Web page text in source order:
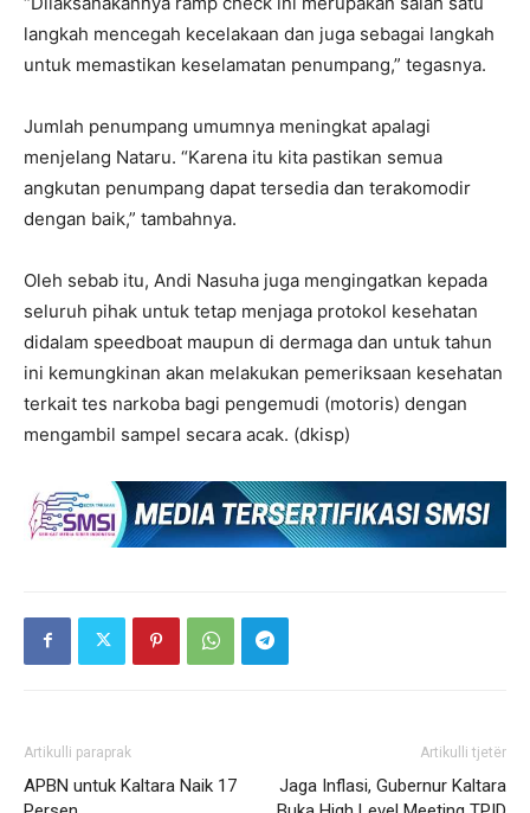
langkah mencegah kecelakaan dan juga sebagai langkah
untuk memastikan keselamatan penumpang,” tegasnya.
Jumlah penumpang umumnya meningkat apalagi
menjelang Nataru. “Karena itu kita pastikan semua
angkutan penumpang dapat tersedia dan terakomodir
dengan baik,” tambahnya.
Oleh sebab itu, Andi Nasuha juga mengingatkan kepada
seluruh pihak untuk tetap menjaga protokol kesehatan
didalam speedboat maupun di dermaga dan untuk tahun
ini kemungkinan akan melakukan pemeriksaan kesehatan
terkait tes narkoba bagi pengemudi (motoris) dengan
mengambil sampel secara acak. (dkisp)
Artikulli paraprak
APBN untuk Kaltara Naik 17
Artikulli tjetër
Jaga Inflasi, Gubernur Kaltara